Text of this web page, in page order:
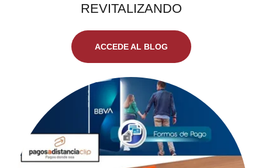
REVITALIZANDO
ACCEDE AL BLOG